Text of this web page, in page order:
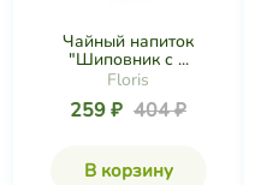
Чайный напиток
"Шиповник с ...
Floris
259 ₽ 404 ₽
В корзину